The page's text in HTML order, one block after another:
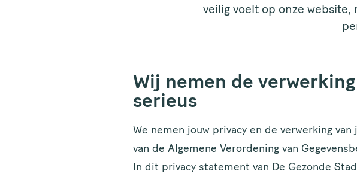
veilig voelt op onze website,
Wij nemen de
serieus
We nemen jouw privacy en de verwerking
van de Algemene Verordening van
In dit privacy statement van De Gezonde